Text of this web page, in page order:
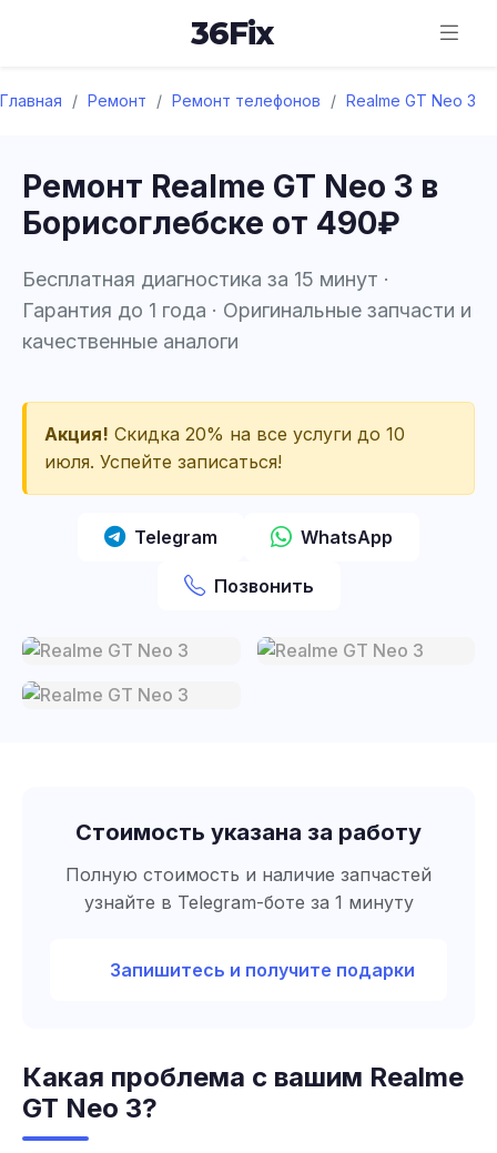
36Fix
Главная / Ремонт / Ремонт телефонов / Realme GT Neo 3
Ремонт Realme GT Neo 3 в
Борисоглебске от 490₽
Бесплатная диагностика за 15 минут ·
Гарантия до 1 года · Оригинальные запчасти и
качественные аналоги
Акция! Скидка 20% на все услуги до 10
июля. Успейте записаться!
Telegram WhatsApp
Позвонить
Стоимость указана за работу
Полную стоимость и наличие запчастей
узнайте в Telegram-боте за 1 минуту
Запишитесь и получите подарки
Какая проблема с вашим Realme
GT Neo 3?